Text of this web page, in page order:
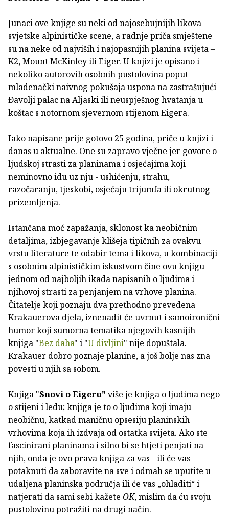
Junaci ove knjige su neki od najosebujnijih likova
svjetske alpinističke scene, a radnje priča smještene
su na neke od najviših i najopasnijih planina svijeta –
K2, Mount McKinley ili Eiger. U knjizi je opisano i
nekoliko autorovih osobnih pustolovina poput
mladenački naivnog pokušaja uspona na zastrašujući
Ðavolji palac na Aljaski ili neuspješnog hvatanja u
koštac s notornom sjevernom stijenom Eigera.
Iako napisane prije gotovo 25 godina, priče u knjizi i
danas u aktualne. One su zapravo vječne jer govore o
ljudskoj strasti za planinama i osjećajima koji
neminovno idu uz nju - ushićenju, strahu,
razočaranju, tjeskobi, osjećaju trijumfa ili okrutnog
prizemljenja.
Istančana moć zapažanja, sklonost ka neobičnim
detaljima, izbjegavanje klišeja tipičnih za ovakvu
vrstu literature te odabir tema i likova, u kombinaciji
s osobnim alpinističkim iskustvom čine ovu knjigu
jednom od najboljih ikada napisanih o ljudima i
njihovoj strasti za penjanjem na vrhove planina.
Čitatelje koji poznaju dva prethodno prevedena
Krakauerova djela, iznenadit će uvrnut i samoironični
humor koji sumorna tematika njegovih kasnijih
knjiga "Bez daha" i "U divljini" nije dopuštala.
Krakauer dobro poznaje planine, a još bolje nas zna
povesti u njih sa sobom.
Knjiga "Snovi o Eigeru" više je knjiga o ljudima nego
o stijeni i ledu; knjiga je to o ljudima koji imaju
neobičnu, katkad maničnu opsesiju planinskih
vrhovima koja ih izdvaja od ostatka svijeta. Ako ste
fascinirani planinama i silno bi se htjeti penjati na
njih, onda je ovo prava knjiga za vas - ili će vas
potaknuti da zaboravite na sve i odmah se uputite u
udaljena planinska područja ili će vas „ohladiti“ i
natjerati da sami sebi kažete OK, mislim da ću svoju
pustolovinu potražiti na drugi način.